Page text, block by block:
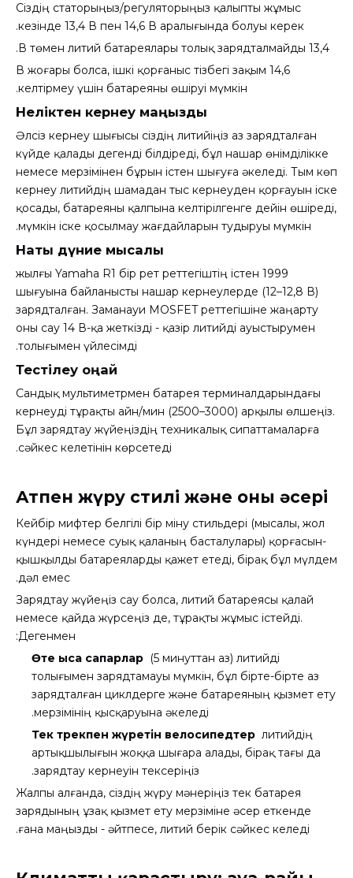
Сіздің статорыңыз/регуляторыңыз қалыпты жұмыс
кезінде 13,4 В пен 14,6 В аралығында болуы керек.
13,4 В төмен литий батареялары толық зарядталмайды.
14,6 В жоғары болса, ішкі қорғаныс тізбегі зақым
келтірмеу үшін батареяны өшіруі мүмкін.
Неліктен кернеу маңызды
Әлсіз кернеу шығысы сіздің литийіңіз аз зарядталған
күйде қалады дегенді білдіреді, бұл нашар өнімділікке
немесе мерзімінен бұрын істен шығуға әкеледі. Тым көп
кернеу литийдің шамадан тыс кернеуден қорғауын іске
қосады, батареяны қалпына келтірілгенге дейін өшіреді,
мүмкін іске қосылмау жағдайларын тудыруы мүмкін.
Нақты дүние мысалы
1999 жылғы Yamaha R1 бір рет реттегіштің істен
шығуына байланысты нашар кернеулерде (12–12,8 В)
зарядталған. Заманауи MOSFET реттегішіне жаңарту
оны сау 14 В-қа жеткізді - қазір литийді ауыстырумен
толығымен үйлесімді.
Тестілеу оңай
Сандық мультиметрмен батарея терминалдарындағы
кернеуді тұрақты айн/мин (2500–3000) арқылы өлшеңіз.
Бұл зарядтау жүйеңіздің техникалық сипаттамаларға
сәйкес келетінін көрсетеді.
Атпен жүру стилі және оның әсері
Кейбір мифтер белгілі бір міну стильдері (мысалы, жол
күндері немесе суық қаланың басталулары) қорғасын-
қышқылды батареяларды қажет етеді, бірақ бұл мүлдем
дәл емес.
Зарядтау жүйеңіз сау болса, литий батареясы қалай
немесе қайда жүрсеңіз де, тұрақты жұмыс істейді.
Дегенмен:
Өте қысқа сапарлар (5 минуттан аз) литийді
толығымен зарядтамауы мүмкін, бұл бірте-бірте аз
зарядталған циклдерге және батареяның қызмет ету
мерзімінің қысқаруына әкеледі.
Тек трекпен жүретін велосипедтер литийдің
артықшылығын жоққа шығара алады, бірақ тағы да
зарядтау кернеуін тексеріңіз.
Жалпы алғанда, сіздің жүру мәнеріңіз тек батарея
зарядының ұзақ қызмет ету мерзіміне әсер еткенде
ғана маңызды - әйтпесе, литий берік сәйкес келеді.